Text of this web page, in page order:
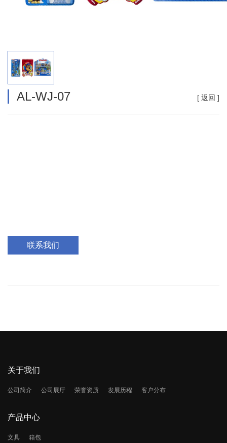
AL-WJ-07 [ 返回 ]
联系我们
关于我们
公司简介 公司展厅 荣誉资质 发展历程 客户分布
产品中心
文具 箱包